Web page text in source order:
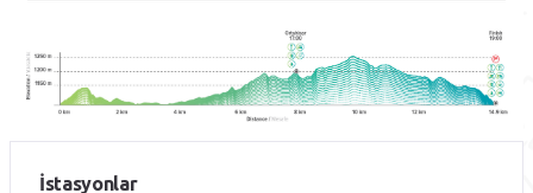
İstasyonlar